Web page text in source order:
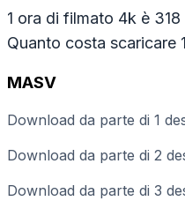
1 ora di filmato 4k è 318
Quanto costa scaricare
MASV
Download da parte di 1
Download da parte di 2
Download da parte di 3